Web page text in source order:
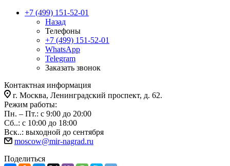
+7 (499) 151-52-01
Назад
Телефоны
+7 (499) 151-52-01
WhatsApp
Telegram
Заказать звонок
Контактная информация
г. Москва, Ленинградский проспект, д. 62.
Режим работы:
Пн. – Пт.: с 9:00 до 20:00
Сб..: с 10:00 до 18:00
Вск..: выходной до сентября
moscow@mir-nagrad.ru
Поделиться